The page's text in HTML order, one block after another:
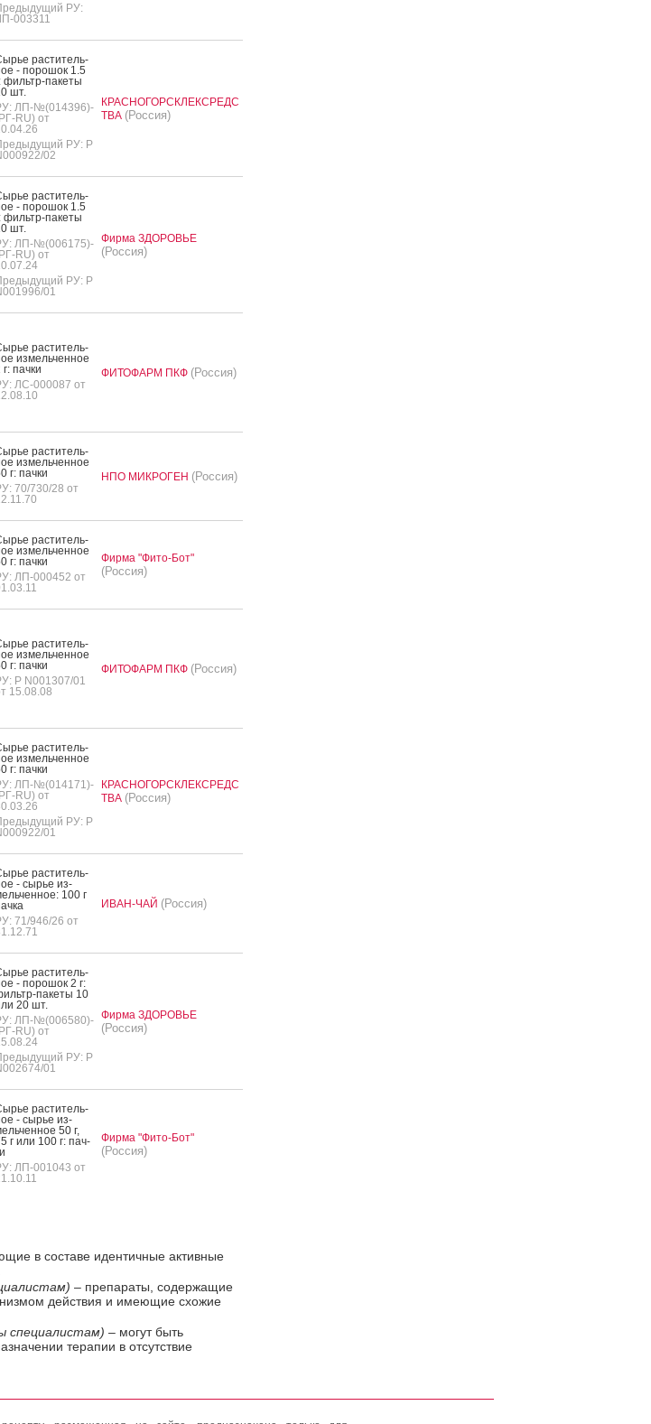
РУ:
003311
рас­ти­тель­
- по­рошок 1.5
филь­тр-па­кеты
шт.
ЛП-№(014396)-
RU) от
РУ: Р
02
КРАСНОГОРСКЛЕКСРЕДС
ТВА (Россия)
рас­ти­тель­
- по­рошок 1.5
филь­тр-па­кеты
шт.
ЛП-№(006175)-
RU) от
РУ: Р
01
Фирма ЗДОРОВЬЕ
(Россия)
рас­ти­тель­
из­мель­чен­ное
г: пач­ки
ЛС-000087 от
ФИТОФАРМ ПКФ (Россия)
рас­ти­тель­
из­мель­чен­ное
г: пач­ки
70/730/28 от
НПО МИКРОГЕН (Россия)
рас­ти­тель­
из­мель­чен­ное
г: пач­ки
ЛП-000452 от
Фирма "Фито-Бот"
(Россия)
рас­ти­тель­
из­мель­чен­ное
г: пач­ки
Р N001307/01
15.08.08
ФИТОФАРМ ПКФ (Россия)
рас­ти­тель­
из­мель­чен­ное
г: пач­ки
ЛП-№(014171)-
RU) от
РУ: Р
01
КРАСНОГОРСКЛЕКСРЕДС
ТВА (Россия)
рас­ти­тель­
- сырье из­
100 г
71/946/26 от
ИВАН-ЧАЙ (Россия)
рас­ти­тель­
- по­рошок 2 г:
па­кеты 10
20 шт.
ЛП-№(006580)-
RU) от
РУ: Р
01
Фирма ЗДОРОВЬЕ
(Россия)
рас­ти­тель­
- сырье из­
50 г,
г или 100 г: пач­
ЛП-001043 от
Фирма "Фито-Бот"
(Россия)
в составе идентичные активные
– препараты, содержащие
действия и имеющие схожие
специалистам) – могут быть
терапии в отсутствие